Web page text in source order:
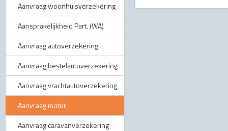
Aanvraag woonhuisverzekering
Aansprakelijkheid Part. (WA)
Aanvraag autoverzekering
Aanvraag bestelautoverzekering
Aanvraag vrachtautoverzekering
Aanvraag motor
Aanvraag caravanverzekering